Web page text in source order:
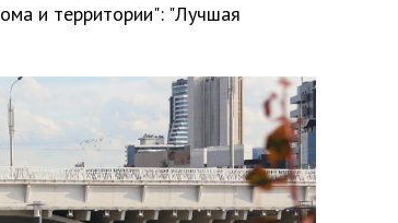
и территории": "Лучшая